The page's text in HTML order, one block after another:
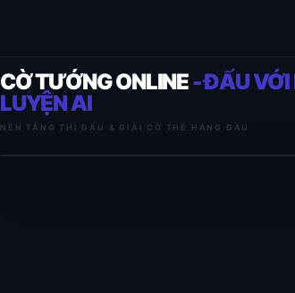
CỜ TƯỚNG ONLINE- ĐẤU VỚI
LUYỆN AI
NỀN TẢNG THI ĐẤU & GIẢI CỜ THẾ HÀNG ĐẦU